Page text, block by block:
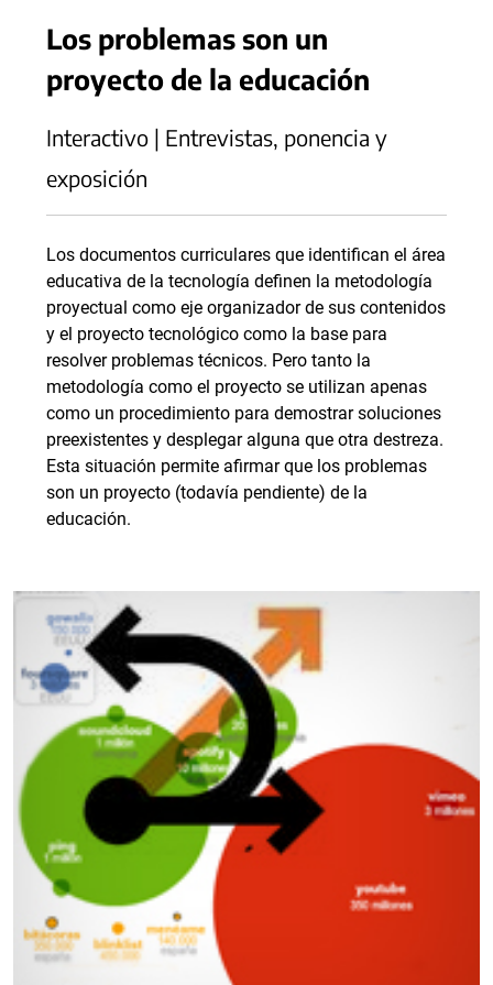
Los problemas son un
proyecto de la educación
Interactivo | Entrevistas, ponencia y
exposición
Los documentos curriculares que identifican el área
educativa de la tecnología definen la metodología
proyectual como eje organizador de sus contenidos
y el proyecto tecnológico como la base para
resolver problemas técnicos. Pero tanto la
metodología como el proyecto se utilizan apenas
como un procedimiento para demostrar soluciones
preexistentes y desplegar alguna que otra destreza.
Esta situación permite afirmar que los problemas
son un proyecto (todavía pendiente) de la
educación.